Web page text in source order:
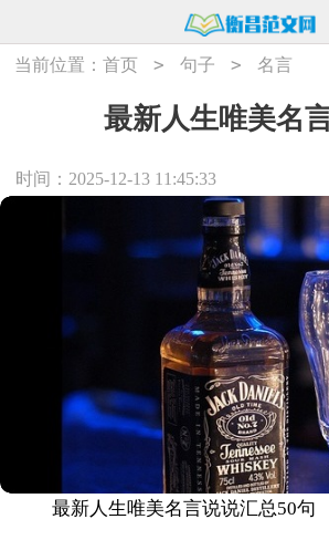
当前位置：首页 > 句子 > 名言
最新人生唯美名
时间：2025-12-13 11:45:33
最新人生唯美名言说说汇总50句